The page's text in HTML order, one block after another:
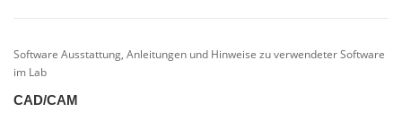
BOOKING IMPRINT
Software Ausstattung, Anleitungen und Hinweise zu verwendeter Software
im Lab
CAD/CAM